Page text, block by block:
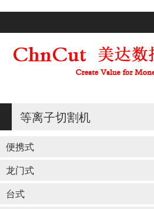
等离子切割机
便携式
龙门式
台式